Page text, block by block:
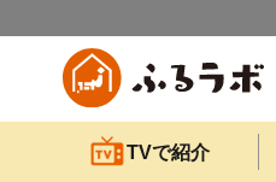
TVで紹介